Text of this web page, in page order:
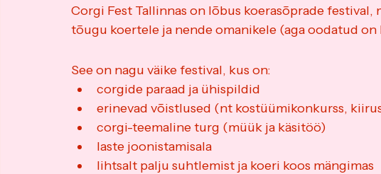
Corgi Fest Tallinnas on lõbus koerasõprade
tõugu koertele ja nende omanikele (aga oodatud
See on nagu väike festival, kus on:
corgide paraad ja ühispildid
erinevad võistlused (nt kostüümikonkurss,
corgi-teemaline turg (müük ja käsitöö)
laste joonistamisala
lihtsalt palju suhtlemist ja koeri koos mängimas